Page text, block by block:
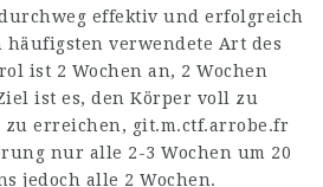
effektiv und erfolgreich
häufigsten verwendete Art des
ist 2 Wochen an, 2 Wochen
ist es, den Körper voll zu
zu erreichen, git.m.ctf.arrobe.fr
nur alle 2-3 Wochen um 20
jedoch alle 2 Wochen.